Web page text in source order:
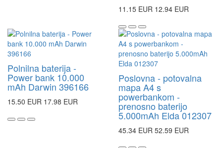
11.15 EUR 12.94 EUR
Polnilna baterija -
Power bank 10.000
mAh Darwin 396166
15.50 EUR 17.98 EUR
Poslovna - potovalna
mapa A4 s
powerbankom -
prenosno baterijo
5.000mAh Elda 012307
45.34 EUR 52.59 EUR